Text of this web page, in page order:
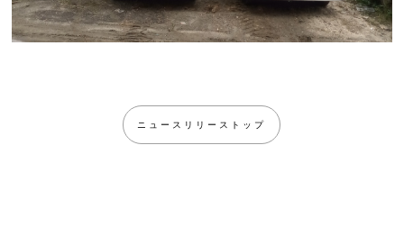
ニュースリリーストップ